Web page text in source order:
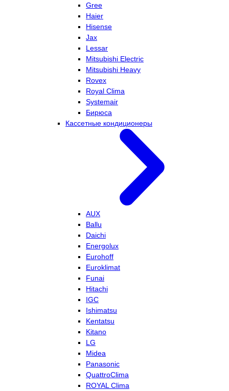
Gree
Haier
Hisense
Jax
Lessar
Mitsubishi Electric
Mitsubishi Heavy
Rovex
Royal Clima
Systemair
Бирюса
Кассетные кондиционеры
AUX
Ballu
Daichi
Energolux
Eurohoff
Euroklimat
Funai
Hitachi
IGC
Ishimatsu
Kentatsu
Kitano
LG
Midea
Panasonic
QuattroClima
ROYAL Clima